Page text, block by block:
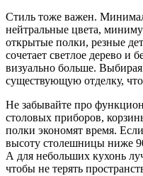
Стиль тоже важен.
нейтральные цвета,
открытые полки, резные
сочетает светлое дерево и
визуально больше.
существующую отделку,
Не забывайте про
столовых приборов,
полки экономят время. Если
высоту столешницы ниже
А для небольших кухонь
чтобы не терять